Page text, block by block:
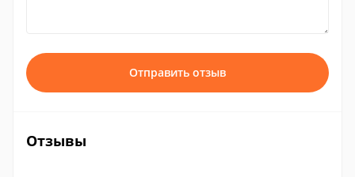
Отправить отзыв
Отзывы